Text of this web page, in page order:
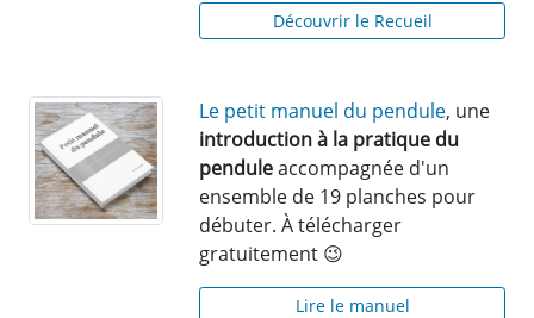
Découvrir le Recueil
Le petit manuel du pendule, une
introduction à la pratique du
penduleaccompagnée d'un
ensemble de 19 planches pour
débuter. À télécharger
gratuitement 😉
Lire le manuel